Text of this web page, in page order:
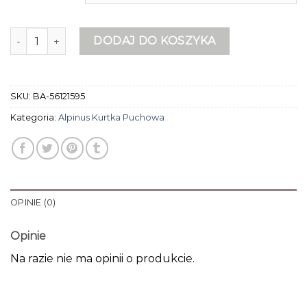
ilość alpinus kurtka puchowaDODAJ DO KOSZYKA
SKU: BA-56121595
Kategoria: Alpinus Kurtka Puchowa
OPINIE (0)
Opinie
Na razie nie ma opinii o produkcie.